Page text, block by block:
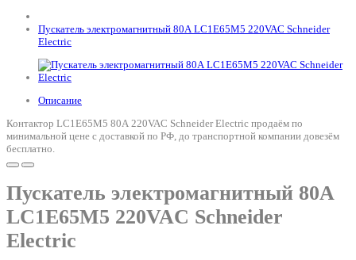
Пускатель электромагнитный 80А LC1E65M5 220VAC Schneider
Electric
Описание
Контактор LC1E65M5 80А 220VAC Schneider Electric продаём по
минимальной цене с доставкой по РФ, до транспортной компании довезём
бесплатно.
Пускатель электромагнитный 80А
LC1E65M5 220VAC Schneider
Electric